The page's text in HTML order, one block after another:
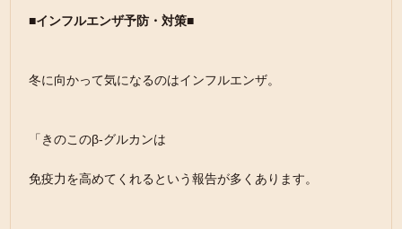
■インフルエンザ予防・対策■
冬に向かって気になるのはインフルエンザ。
「きのこのβ-グルカンは
免疫力を高めてくれるという報告が多くあります。